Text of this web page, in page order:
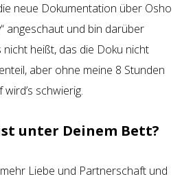
neue Dokumentation über Osho
angeschaut und bin darüber
nicht heißt, das die Doku nicht
aber ohne meine 8 Stunden
wird’s schwierig.
unter Deinem Bett?
Liebe und Partnerschaft und